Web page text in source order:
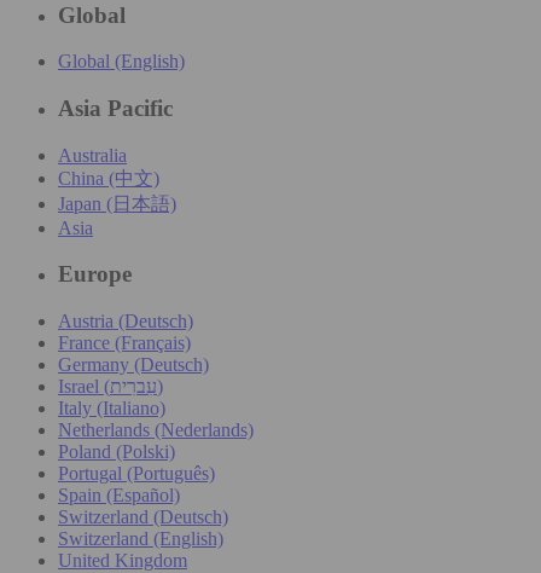
Global
Global (English)
Asia Pacific
Australia
China (中文)
Japan (日本語)
Asia
Europe
Austria (Deutsch)
France (Français)
Germany (Deutsch)
Israel (עִברִית)
Italy (Italiano)
Netherlands (Nederlands)
Poland (Polski)
Portugal (Português)
Spain (Español)
Switzerland (Deutsch)
Switzerland (English)
United Kingdom